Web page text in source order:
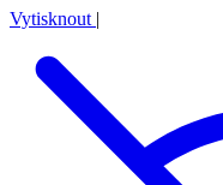
Vytisknout |